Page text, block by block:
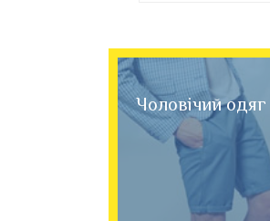
Чоловічий одяг